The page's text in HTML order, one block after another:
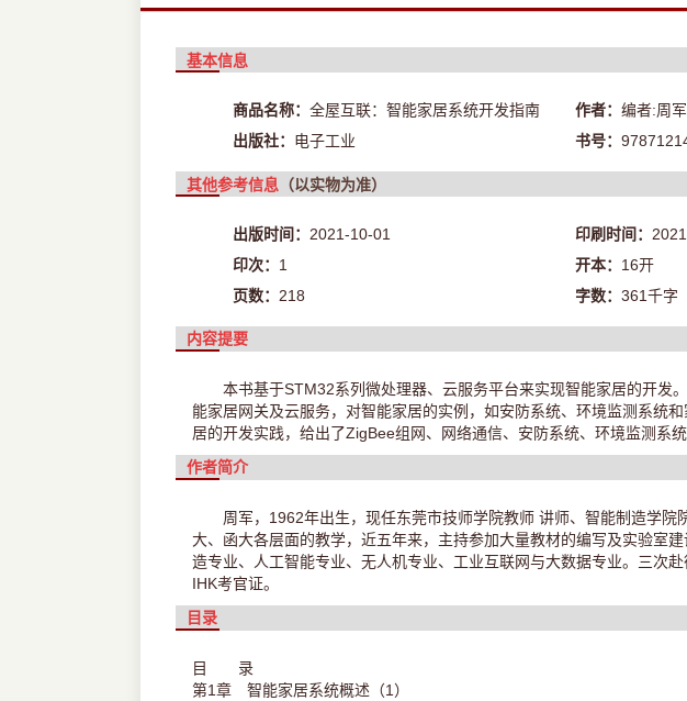
基本信息
商品名称： 全屋互联：智能家居系统开发指南 作者： 编者:周
出版社： 电子工业 书号：
其他参考信息（以实物为准）
出版时间： 2021-10-01 印刷时间：
印次： 1 开本： 16开
页数： 218 字数： 361千字
内容提要
本书基于STM32系列微处理器、云服务平台来实现智能家居的开发
能家居网关及云服务，对智能家居的实例，如安防系统、环境监测系统
居的开发实践，给出了ZigBee组网、网络通信、安防系统、环境监测系
作者简介
周军，1962年出生，现任东莞市技师学院教师 讲师、智能制造学
大、函大各层面的教学，近五年来，主持参加大量教材的编写及实验室
造专业、人工智能专业、无人机专业、工业互联网与大数据专业。三次
IHK考官证。
目录
目 录
第1章 智能家居系统概述（1）